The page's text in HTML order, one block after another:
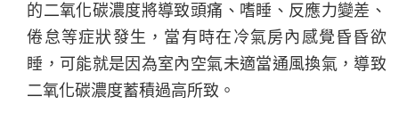
的二氧化碳濃度將導致頭痛、嗜睡、反應力變差、
倦怠等症狀發生，當有時在冷氣房內感覺昏昏欲
睡，可能就是因為室內空氣未適當通風換氣，導致
二氧化碳濃度蓄積過高所致。